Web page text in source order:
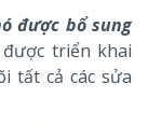
được bổ sung
triển khai
tất cả các sửa